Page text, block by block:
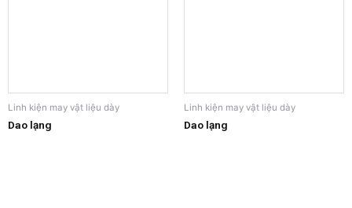
Linh kiện may vật liệu dày
Dao lạng
Linh kiện may vật liệu dày
Dao lạng